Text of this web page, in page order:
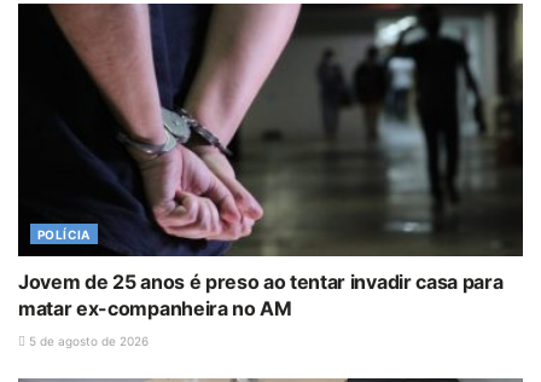
POLÍCIA
Jovem de 25 anos é preso ao tentar invadir casa para
matar ex-companheira no AM
5 de agosto de 2026